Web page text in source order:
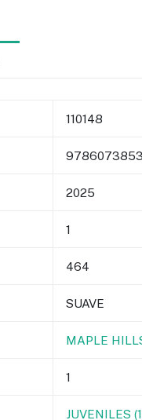
110148
2025
1
464
SUAVE
MAPLE
1
JUVENILES